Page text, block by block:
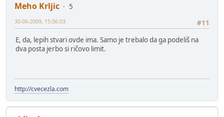
Meho Krljic
5
#11
30-06-2009, 15:06:03
E, da, lepih stvari ovde ima. Samo je trebalo da ga podeliš na
dva posta jerbo si ričovo limit.
http://cvecezla.com